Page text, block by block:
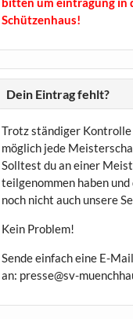
Schützenhaus!
Dein Eintrag fehlt?
Trotz ständiger Kontrolle
möglich jede
Solltest du an einer
teilgenommen haben
noch nicht auch unsere
Kein Problem!
Sende einfach eine E-
an: presse@sv-